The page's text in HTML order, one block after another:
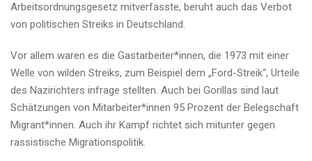
Arbeitsordnungsgesetz mitverfasste, beruht auch das Verbot
von politischen Streiks in Deutschland.
Vor allem waren es die Gast­ar­bei­ter*in­nen, die 1973 mit einer
Welle von wilden Streiks, zum Beispiel dem „Ford-Streik“, Urteile
des Nazirichters infrage stellten. Auch bei Gorillas sind laut
Schätzungen von Mit­ar­bei­te­r*in­nen 95 Prozent der Belegschaft
Migrant*innen. Auch ihr Kampf richtet sich mitunter gegen
rassistische Migrationspolitik.